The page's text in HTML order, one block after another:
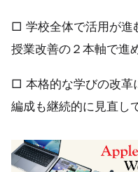
□ 学校全体で活用が進
授業改善の２本軸で進
□ 本格的な学びの改革
編成も継続的に見直し